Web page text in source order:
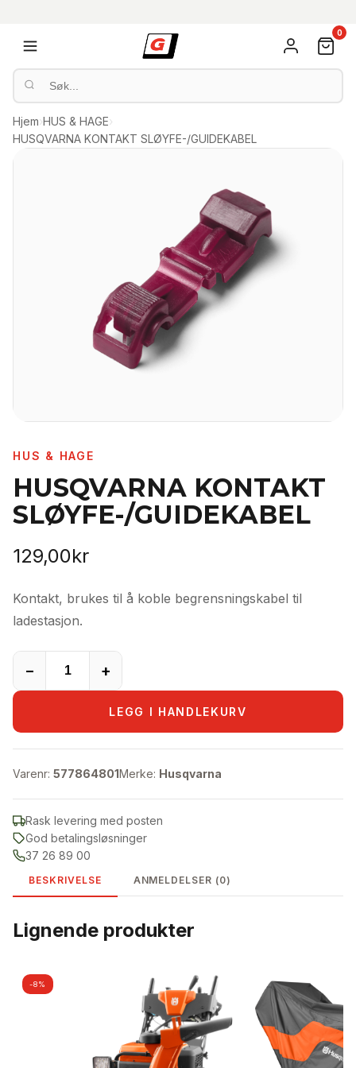
0
Hjem›HUS & HAGE›
HUSQVARNA KONTAKT SLØYFE-/GUIDEKABEL
HUS & HAGE
HUSQVARNA KONTAKT
SLØYFE-/GUIDEKABEL
129,00kr
Kontakt, brukes til å koble begrensningskabel til
ladestasjon.
− +
LEGG I HANDLEKURV
Varenr: 577864801Merke: Husqvarna
Rask levering med posten
God betalingsløsninger
37 26 89 00
BESKRIVELSE ANMELDELSER (0)
Lignende produkter
-8%